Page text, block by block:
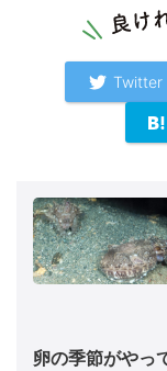
Twitter
卵の季節がやっ